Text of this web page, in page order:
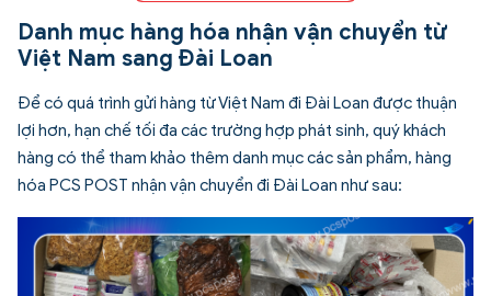
Danh mục hàng hóa nhận vận chuyển từ
Việt Nam sang Đài Loan
Để có quá trình gửi hàng từ Việt Nam đi Đài Loan được thuận
lợi hơn, hạn chế tối đa các trường hợp phát sinh, quý khách
hàng có thể tham khảo thêm danh mục các sản phẩm, hàng
hóa PCS POST nhận vận chuyển đi Đài Loan như sau: